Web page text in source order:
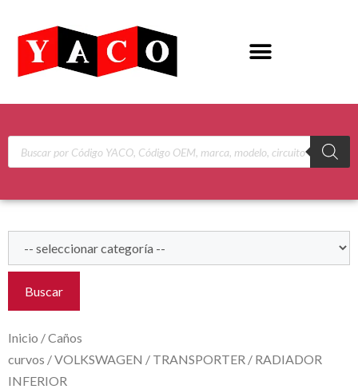
Buscar
Inicio /Caños
curvos /VOLKSWAGEN / TRANSPORTER / RADIADOR
INFERIOR